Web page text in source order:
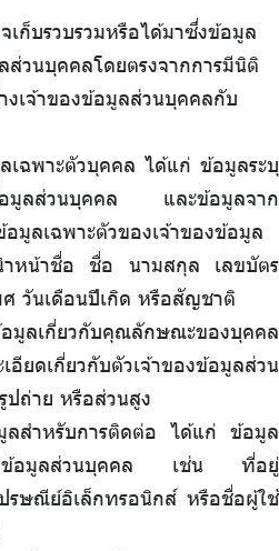
เก็บรวบรวมหรือได้มาซึ่งข้อมูล
วนบุคคลโดยตรงจากการมีนิติ
เจ้าของข้อมูลส่วนบุคคลกับ
เฉพาะตัวบุคคล ได้แก่ ข้อมูลระบุ
ข้อมูลส่วนบุคคล และข้อมูลจาก
อมูลเฉพาะตัวของเจ้าของข้อมูล
หน้าชื่อ ชื่อ นามสกุล เลขบัตร
ศ วันเดือนปีเกิด หรือสัญชาติ
เกี่ยวกับคุณลักษณะของบุคคล
ดเกี่ยวกับตัวเจ้าของข้อมูลส่วน
ปถ่าย หรือส่วนสูง
สำหรับการติดต่อ ได้แก่ ข้อมูล
องข้อมูลส่วนบุคคล เช่น ที่อยู่
รษณีย์อิเล็กทรอนิกส์ หรือชื่อผู้ใช้